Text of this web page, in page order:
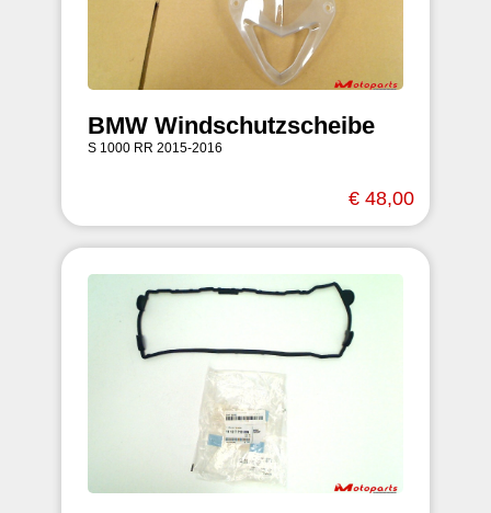
BMW Windschutzscheibe
S 1000 RR 2015-2016
€ 48,00